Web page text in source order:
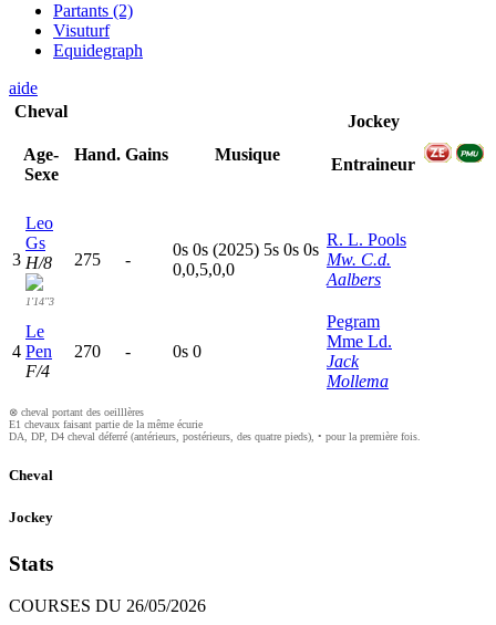
Partants (2)
Visuturf
Equidegraph
aide
Cheval
Age-
Sexe
Hand. Gains Musique
Jockey
Entraineur
3
Leo
Gs
H/8
1'14"3
275 -
0s 0s (2025) 5s 0s 0s
0,0,5,0,0
R. L. Pools
Mw. C.d.
Aalbers
4
Le
Pen
F/4
270 - 0s 0
Pegram
Mme Ld.
Jack
Mollema
⊗ cheval portant des oeilllères
E1 chevaux faisant partie de la même écurie
DA, DP, D4 cheval déferré (antérieurs, postérieurs, des quatre pieds), • pour la première fois.
Cheval
Jockey
Stats
COURSES DU 26/05/2026